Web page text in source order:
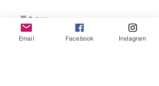
厚さ:3cm
Email Facebook Instagram